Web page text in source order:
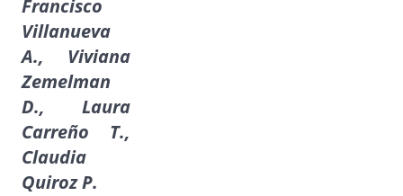
Francisco
Villanueva
A., Viviana
Zemelman
D., Laura
Carreño T.,
Claudia
Quiroz P.